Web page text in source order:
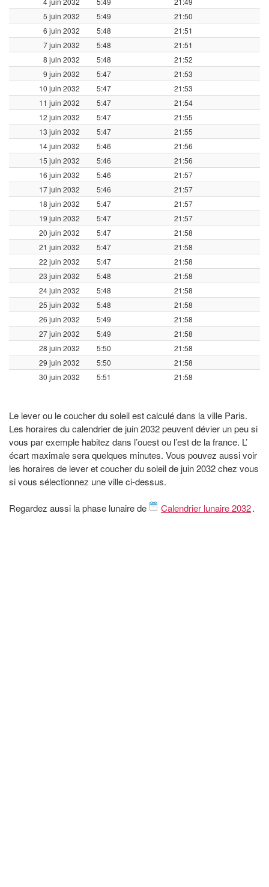
5 juin 2032
5:49
21:50
6 juin 2032
5:48
21:51
7 juin 2032
5:48
21:51
8 juin 2032
5:48
21:52
9 juin 2032
5:47
21:53
10 juin 2032
5:47
21:53
11 juin 2032
5:47
21:54
12 juin 2032
5:47
21:55
13 juin 2032
5:47
21:55
14 juin 2032
5:46
21:56
15 juin 2032
5:46
21:56
16 juin 2032
5:46
21:57
17 juin 2032
5:46
21:57
18 juin 2032
5:47
21:57
19 juin 2032
5:47
21:57
20 juin 2032
5:47
21:58
21 juin 2032
5:47
21:58
22 juin 2032
5:47
21:58
23 juin 2032
5:48
21:58
24 juin 2032
5:48
21:58
25 juin 2032
5:48
21:58
26 juin 2032
5:49
21:58
27 juin 2032
5:49
21:58
28 juin 2032
5:50
21:58
29 juin 2032
5:50
21:58
30 juin 2032
5:51 21:58
Le lever ou le coucher du soleil est calculé dans la ville Paris.
Les horaires du calendrier de juin 2032 peuvent dévier un peu si
vous par exemple habitez dans l’ouest ou l’est de la france. L’
écart maximale sera quelques minutes. Vous pouvez aussi voir
les horaires de lever et coucher du soleil de juin 2032 chez vous
si vous sélectionnez une ville ci-dessus.
Regardez aussi la phase lunaire de Calendrier lunaire 2032.